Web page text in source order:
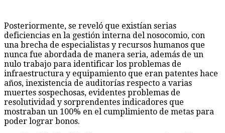
Posteriormente, se reveló que existían serias
deficiencias en la gestión interna del nosocomio, con
una brecha de especialistas y recursos humanos que
nunca fue abordada de manera seria, además de un
nulo trabajo para identificar los problemas de
infraestructura y equipamiento que eran patentes hace
años, inexistencia de auditorías respecto a varias
muertes sospechosas, evidentes problemas de
resolutividad y sorprendentes indicadores que
mostraban un 100% en el cumplimiento de metas para
poder lograr bonos.